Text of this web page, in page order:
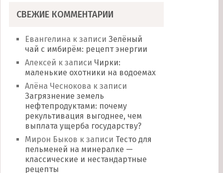
СВЕЖИЕ КОММЕНТАРИИ
Евангелина к записи Зелёный
чай с имбирём: рецепт энергии
Алексей к записи Чирки:
маленькие охотники на водоемах
Алёна Чеснокова к записи
Загрязнение земель
нефтепродуктами: почему
рекультивация выгоднее, чем
выплата ущерба государству?
Мирон Быков к записи Тесто для
пельменей на минералке —
классические и нестандартные
рецепты